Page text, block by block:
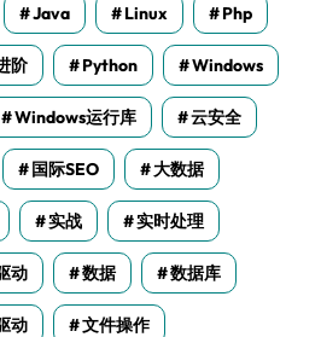
Java Linux Php
阶 Python Windows
Windows运行库 云安全
国际SEO 大数据
实战 实时处理
动 数据 数据库
动 文件操作